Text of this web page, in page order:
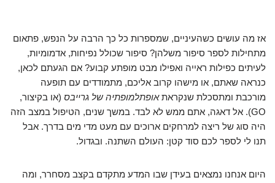
אז מה עושים כשהעיניים, שמספרות כל כך הרבה על הנפש, פתאום
מתחילות לספר סיפור משלהן? סיפור שכולל נפיחות, אדמומיות,
לעיתים כפילות ראייה ואפילו מבט מופתע קבוע? אם הגעתם לכאן,
כנראה שאתם, או מישהו קרוב אליכם, מתמודדים עם תופעה
מורכבת ומתסכלת שנקראתאופתלמופתיה של גרייבס (או בקיצור,
GO). אל דאגה, אתם ממש לא לבד. במשך שנים, הטיפול במצב הזה
היה סוג של ריצה למרחקים ארוכים עם מעט מדי מים בדרך. אבל
תנו לי לספר לכם סוד קטן: העולם השתנה. ובגדול.
היום אנחנו נמצאים בעידן שבו המדע מתקדם בקצב מסחרר, ומה